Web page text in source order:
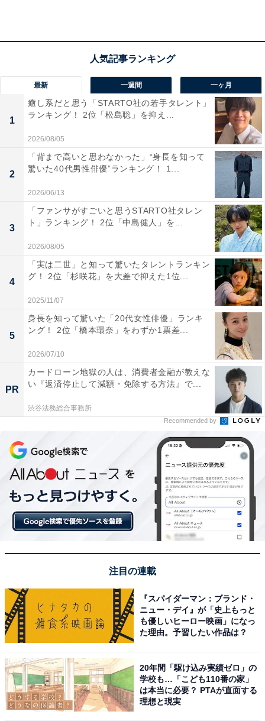
「一部の女子が、アイツの目付きが気持ち悪いと標
あった（52歳男性）」
など、悲惨なエピソードが集まりました。
「あいつ、また溺れてるよ」泳ぎが苦手な生徒に
は苦痛そのもの
水泳は、得手不得手が顕著になりやすい授業でもありま
す。
「一人ひとり泳がされ、結果としてさらし者のよう
になっていたこと（40歳男性）」
「泳ぎが苦手な人もいる中、全員に25m泳げるのか
テストを行うこと（21歳女性）」
溺れかけたこと（40歳女性）」
「息継ぎが苦手で、『あいつ、また溺れてるよ。』
性）」
最新 一週間 一ヶ月
1
癒し系だと思う「STARTO社の若手タレント」
ランキング！ 2位「松島聡」を抑え...
2026/08/05
2
「背まで高いと思わなかった」“身長を知って
驚いた40代男性俳優”ランキング！ 1...
2026/06/13
3
「ファンサがすごいと思うSTARTO社タレン
ト」ランキング！ 2位「中島健人」を...
2026/08/05
4
「実は二世」と知って驚いたタレントランキン
グ！ 2位「杉咲花」を大差で抑えた1位...
2025/11/07
5
身長を知って驚いた「20代女性俳優」ランキ
ング！ 2位「橋本環奈」をわずか1票差...
2026/07/10
PR
カードローン地獄の人は、消費者金融が教えな
い『返済停止して減額・免除する方法』で...
渋谷法務総合事務所
Recommended by
注目の連載
『スパイダーマン：ブランド・
ニュー・デイ』が「史上もっと
も優しいヒーロー映画」になっ
た理由。予習したい作品は？
20年間「駆け込み実績ゼロ」の
学校も…「こども110番の家」
は本当に必要？ PTAが直面する
理想と現実